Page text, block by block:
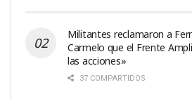
Militantes reclamaron a
Carmelo que el Frente
las acciones»
37 COMPARTIDOS